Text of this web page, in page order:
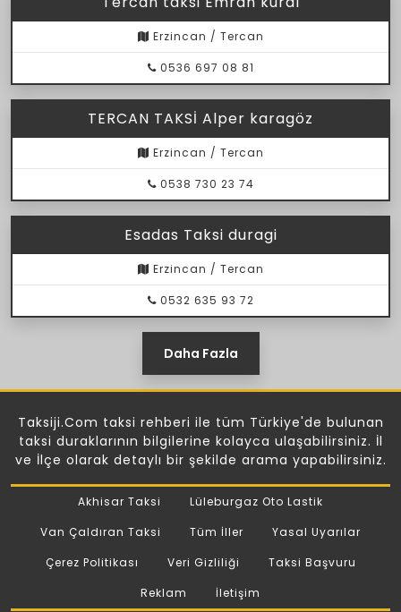
Erzincan / Tercan
0536 697 08 81
TERCAN TAKSİ Alper karagöz
Erzincan / Tercan
0538 730 23 74
Esadas Taksi duragi
Erzincan / Tercan
0532 635 93 72
Daha Fazla
Taksiji.Com taksi rehberi ile tüm Türkiye'de bulunan
taksi duraklarının bilgilerine kolayca ulaşabilirsiniz. İl
ve İlçe olarak detaylı bir şekilde arama yapabilirsiniz.
Akhisar Taksi
Lüleburgaz Oto Lastik
Van Çaldıran Taksi
Tüm İller
Yasal Uyarılar
Çerez Politikası
Veri Gizliliği
Taksi Başvuru
Reklam
İletişim